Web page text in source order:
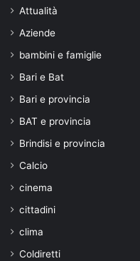
Attualità
Aziende
bambini e famiglie
Bari e Bat
Bari e provincia
BAT e provincia
Brindisi e provincia
Calcio
cinema
cittadini
clima
Coldiretti